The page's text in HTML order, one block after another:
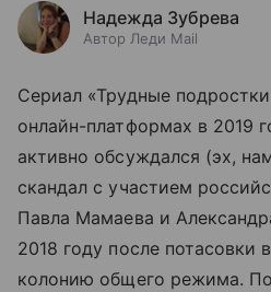
Надежда Зубрева
Автор Леди Mail
Сериал «Трудные
онлайн-платформах в 2019
активно обсуждался (эх,
скандал с участием
Павла Мамаева и
2018 году после потасовки
колонию общего режима.